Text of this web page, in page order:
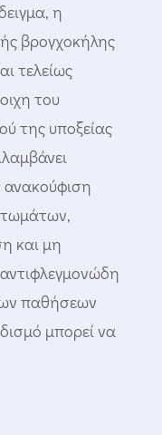
η
βρογχοκήλης
τελείως
του
της υποξείας
και μη
παθήσεων
μπορεί να